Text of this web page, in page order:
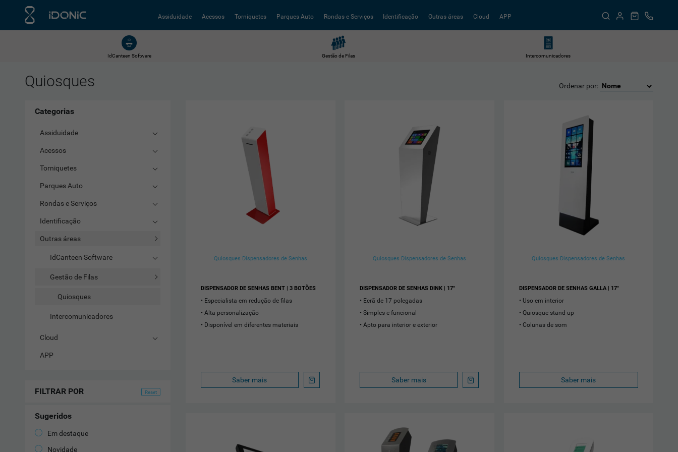
Assiduidade Acessos Torniquetes Parques Auto Rondas e Serviços Identificação Outras áreas Cloud APP
IdCanteen Software Gestão de Filas Intercomunicadores
Quiosques Ordenar por:
Categorias
Assiduidade
Acessos
Torniquetes
Parques Auto
Rondas e Serviços
Identificação
Outras áreas
IdCanteen Software
Gestão de Filas
Quiosques
Intercomunicadores
Cloud
APP
FILTRAR POR
Sugeridos
Em destaque
Novidade
Quiosques Dispensadores de Senhas
DISPENSADOR DE SENHAS BENT | 3 BOTÕES
Especialista em redução de filas
Alta personalização
Disponível em diferentes materiais
Saber mais
Quiosques Dispensadores de Senhas
DISPENSADOR DE SENHAS DINK | 17"
Ecrã de 17 polegadas
• Simples e funcional
Apto para interior e exterior
Saber mais
Quiosques Dispensadores de Senhas
DISPENSADOR DE SENHAS GALLA | 17"
Uso em interior
Quiosque stand up
Colunas de som
Saber mais